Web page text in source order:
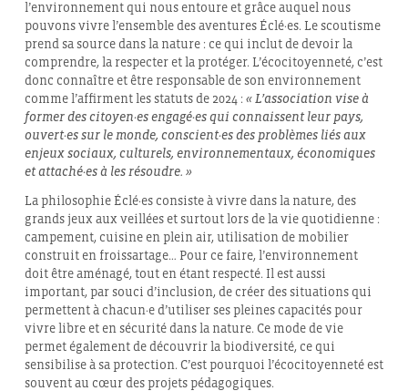
l’environnement qui nous entoure et grâce auquel nous
pouvons vivre l’ensemble des aventures Éclé·es. Le scoutisme
prend sa source dans la nature : ce qui inclut de devoir la
comprendre, la respecter et la protéger. L’écocitoyenneté, c’est
donc connaître et être responsable de son environnement
comme l’affirment les statuts de 2024 : « L’association vise à
former des citoyen·es engagé·es qui connaissent leur pays,
ouvert·es sur le monde, conscient·es des problèmes liés aux
enjeux sociaux, culturels, environnementaux, économiques
et attaché·es à les résoudre. »
La philosophie Éclé·es consiste à vivre dans la nature, des
grands jeux aux veillées et surtout lors de la vie quotidienne :
campement, cuisine en plein air, utilisation de mobilier
construit en froissartage… Pour ce faire, l’environnement
doit être aménagé, tout en étant respecté. Il est aussi
important, par souci d’inclusion, de créer des situations qui
permettent à chacun·e d’utiliser ses pleines capacités pour
vivre libre et en sécurité dans la nature. Ce mode de vie
permet également de découvrir la biodiversité, ce qui
sensibilise à sa protection. C’est pourquoi l’écocitoyenneté est
souvent au cœur des projets pédagogiques.